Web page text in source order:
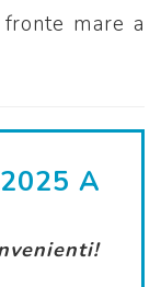
mare a
A